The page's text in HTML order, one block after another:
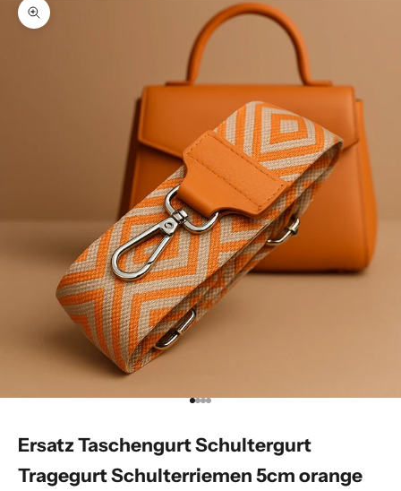
Bild vergrößern
Gehe zu Element 1
Gehe zu Element 2
Gehe zu Element 3
Gehe zu Element 4
Ersatz Taschengurt Schultergurt
Tragegurt Schulterriemen 5cm orange